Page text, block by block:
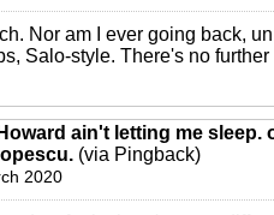
Nor am I ever going back,
Salo-style. There's no further
ain't letting me sleep.
(via Pingback)
2020